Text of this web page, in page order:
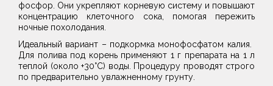
фосфор. Они укрепляют корневую систему и повышают
концентрацию клеточного сока, помогая пережить
ночные похолодания.
Идеальный вариант – подкормка монофосфатом калия. ​
Для полива под корень применяют 1 г препарата на 1 л
теплой (около +30°C) воды. Процедуру проводят строго
по предварительно увлажненному грунту.